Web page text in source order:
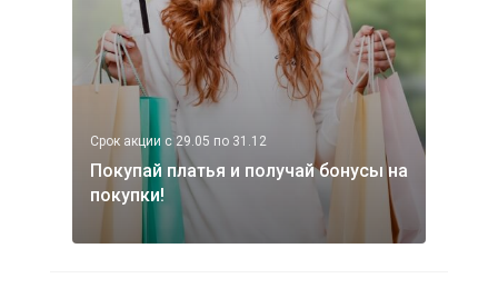
Срок акции с 29.05 по 31.12
Покупай платья и получай бонусы на
покупки!